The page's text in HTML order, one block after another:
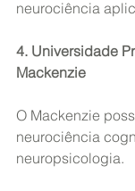
neurociência
4. Universidade
Mackenzie
O Mackenzie
neurociência
neuropsicologia.